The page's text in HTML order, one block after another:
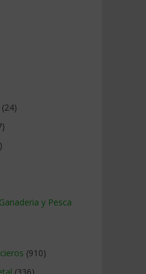
(24)
y Pesca
(910)